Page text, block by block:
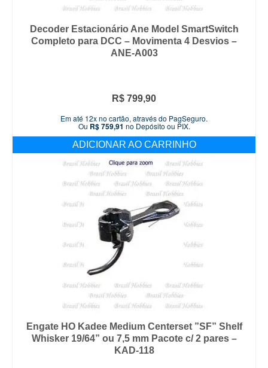
Decoder Estacionário Ane Model SmartSwitch
Completo para DCC – Movimenta 4 Desvios –
ANE-A003
R$ 799,90
Em até 12x no cartão, através do PagSeguro.
Ou R$759,91 no Depósito ou PIX.
ADICIONAR AO CARRINHO
Engate HO Kadee Medium Centerset ”SF” Shelf
Whisker 19/64” ou 7,5 mm Pacote c/ 2 pares –
KAD-118